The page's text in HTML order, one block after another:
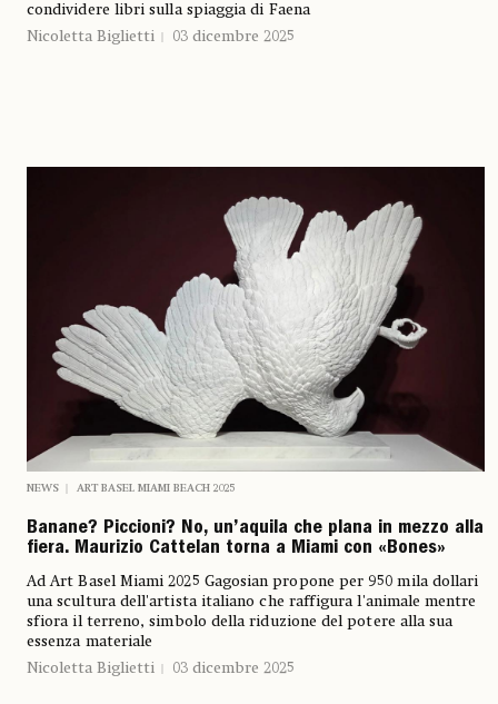
condividere libri sulla spiaggia di Faena
Nicoletta Biglietti
03 dicembre 2025
NEWS ART BASEL MIAMI BEACH 2025
Banane? Piccioni? No, un’aquila che plana in mezzo alla
fiera. Maurizio Cattelan torna a Miami con «Bones»
Ad Art Basel Miami 2025 Gagosian propone per 950 mila dollari
una scultura dell'artista italiano che raffigura l'animale mentre
sfiora il terreno, simbolo della riduzione del potere alla sua
essenza materiale
Nicoletta Biglietti
03 dicembre 2025